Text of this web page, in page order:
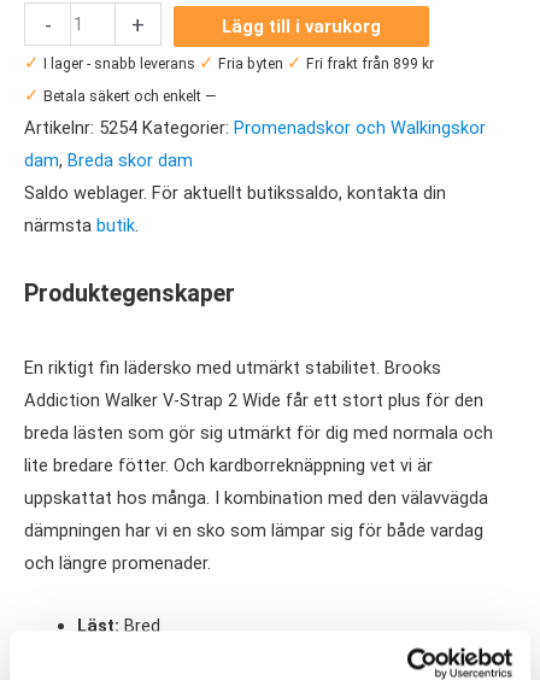
-
Brooks
Addiction
+
Lägg till i varukorg
✓ I lager - snabb leverans ✓ Fria byten ✓ Fri frakt från 899 kr
✓ Betala säkert och enkelt —
Artikelnr: 5254 Kategorier: Promenadskor och Walkingskor
dam, Breda skor dam
Saldo weblager. För aktuellt butikssaldo, kontakta din
närmsta butik.
Produktegenskaper
En riktigt fin lädersko med utmärkt stabilitet. Brooks
Addiction Walker V-Strap 2 Wide får ett stort plus för den
breda lästen som gör sig utmärkt för dig med normala och
lite bredare fötter. Och kardborreknäppning vet vi är
uppskattat hos många. I kombination med den välavvägda
dämpningen har vi en sko som lämpar sig för både vardag
och längre promenader.
Läst: Bred